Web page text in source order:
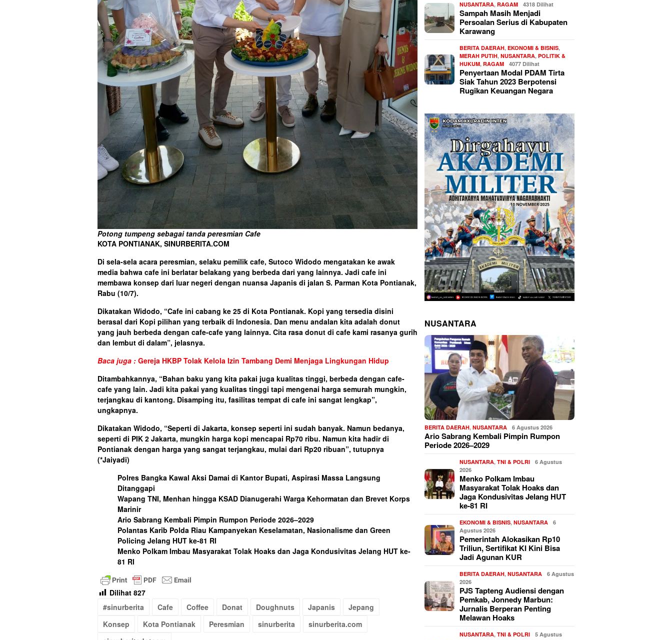
Potong tumpeng sebagai tanda peresmian Cafe
KOTA PONTIANAK, SINURBERITA.COM
Di sela-sela acara peresmian, selaku pemilik cafe, Sutoco Widodo mengatakan ke awak
media bahwa cafe ini berlatar belakang yang berbeda dari yang lainnya. Jadi cafe ini
membawa konsep dari luar negeri dengan nuansa Japanis di jalan S. Parman Kota Pontianak,
Rabu (10/7).
Dikatakan Widodo, “Cafe ini cabang ke 25 di Kota Pontianak. Kopi yang tersedia disini
berasal dari Kopi pilihan yang terbaik di Indonesia. Dan menu andalan kita adalah donut
yang jauh berbeda dengan cafe-cafe yang lainnya. Cita rasa donut di cafe kami rasanya gurih
dan lembut di dalam”, jelasnya.
Baca juga : Gereja HKBP Tolak Kelola Izin Tambang Demi Menjaga Lingkungan Hidup
Ditambahkannya, “Bahan baku yang kita pakai juga kualitas tinggi, berbeda dengan cafe-
cafe yang lain. Jadi kita pakai yang kualitas tinggi tapi mengenai harga semurah mungkin,
terjangkau di kantong. Disamping itu, fasilitas tempat di cafe ini sangat lengkap”,
ungkapnya.
Dikatakan Widodo, “Seperti di Jakarta, konsep seperti ini sudah banyak. Namun bedanya,
seperti di PIK 2 Jakarta, mungkin harga kopi mencapai Rp70 ribu. Namun kita hadir di
Pontianak dengan harga yang sangat terjangkau, mulai dari Rp20 ribuan”, tutupnya
(*Jaiyadi)
Polres Bangka Kawal Aksi Damai di Kantor Bupati, Aspirasi Massa Langsung
Ditanggapi
Wapang TNI, Menhan hingga KSAD Dianugerahi Warga Kehormatan dan Brevet Korps
Marinir
Ario Sabrang Kembali Pimpin Rumpon Periode 2026–2029
Polantas Karib Polda Riau Kampanyekan Keselamatan, Nasionalisme dan Green
Policing Jelang HUT ke-81 RI
Menko Polkam Imbau Masyarakat Tolak Hoaks dan Jaga Kondusivitas Jelang HUT ke-
81 RI
Dilihat 827
#sinurberita
Cafe Coffee Donat Doughnuts Japanis
Jepang
Konsep
Kota Pontianak Peresmian sinurberita
sinurberita.com
NUSANTARA,RAGAM 4318 Dilihat
Sampah Masih Menjadi
Persoalan Serius di Kabupaten
Karawang
BERITA DAERAH,EKONOMI & BISNIS,
MERAH PUTIH,NUSANTARA,POLITIK &
HUKUM,RAGAM 4077 Dilihat
Penyertaan Modal PDAM Tirta
Siak Tahun 2023 Berpotensi
Rugikan Keuangan Negara
NUSANTARA
BERITA DAERAH,NUSANTARA 6 Agustus 2026
Ario Sabrang Kembali Pimpin Rumpon
Periode 2026–2029
NUSANTARA,TNI & POLRI
6 Agustus
2026
Menko Polkam Imbau
Masyarakat Tolak Hoaks dan
Jaga Kondusivitas Jelang HUT
ke-81 RI
EKONOMI & BISNIS,NUSANTARA
6
Agustus 2026
Pemerintah Alokasikan Rp10
Triliun, Sertifikat KI Kini Bisa
Jadi Agunan KUR
BERITA DAERAH,NUSANTARA
6 Agustus
2026
PJS Tapteng Audiensi dengan
Pemkab, Jonnedy Marbun:
Jurnalis Berperan Penting
Melawan Hoaks
NUSANTARA,TNI & POLRI
5 Agustus